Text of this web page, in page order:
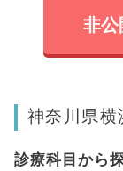
非公
神奈川県横
診療科目から